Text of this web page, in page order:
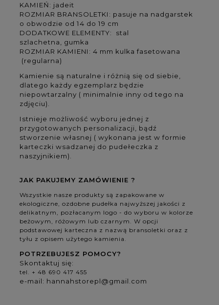
KAMIEŃ: jadeit
ROZMIAR BRANSOLETKI: pasuje na nadgarstek
o obwodzie od 14 do 19 cm
DODATKOWE ELEMENTY: stal
szlachetna, gumka
ROZMIAR KAMIENI: 4 mm kulka fasetowana
(regularna)
Kamienie są naturalne i różnią się od siebie,
dlatego każdy egzemplarz będzie
niepowtarzalny ( minimalnie inny od tego na
zdjęciu).
Istnieje możliwość wyboru jednej z
przygotowanych personalizacji, bądź
stworzenie własnej ( wykonana jest w formie
karteczki wsadzanej do pudełeczka z
naszyjnikiem).
JAK PAKUJEMY ZAMÓWIENIE ?
Wszystkie nasze produkty są zapakowane w
ekologiczne, ozdobne pudełka najwyższej jakości z
delikatnym, pozłacanym logo - do wyboru w kolorze
beżowym, różowym lub czarnym. W opcji
podstawowej karteczna z nazwą bransoletki oraz z
tyłu z opisem użytego kamienia.
POTRZEBUJESZ POMOCY?
Skontaktuj się:
tel. + 48 690 417 455
e-mail: hannahstorepl@gmail.com